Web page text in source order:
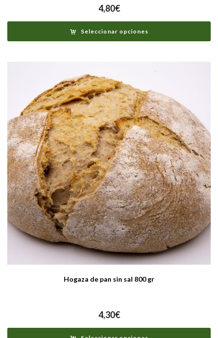
4,80€
Seleccionar opciones
Hogaza de pan sin sal 800 gr
4,30€